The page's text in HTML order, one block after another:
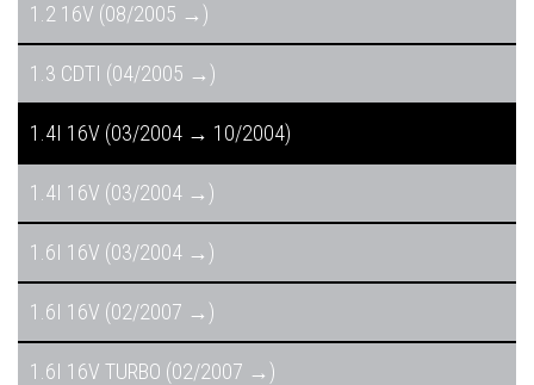
1.2 16V (08/2005 →)
1.3 CDTI (04/2005 →)
1.4I 16V (03/2004 → 10/2004)
1.4I 16V (03/2004 →)
1.6I 16V (03/2004 →)
1.6I 16V (02/2007 →)
1.6I 16V TURBO (02/2007 →)